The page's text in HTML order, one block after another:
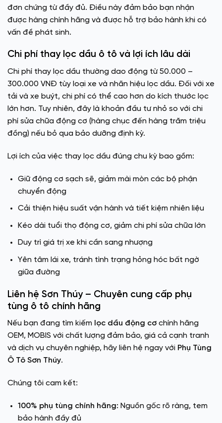
đơn chứng từ đầy đủ. Điều này đảm bảo bạn nhận
được hàng chính hãng và được hỗ trợ bảo hành khi có
vấn đề phát sinh.
Chi phí thay lọc dầu ô tô và lợi ích lâu dài
Chi phí thay lọc dầu thường dao động từ 50.000 –
300.000 VNĐ tùy loại xe và nhãn hiệu lọc dầu. Đối với xe
tải và xe buýt, chi phí có thể cao hơn do kích thước lọc
lớn hơn. Tuy nhiên, đây là khoản đầu tư nhỏ so với chi
phí sửa chữa động cơ (hàng chục đến hàng trăm triệu
đồng) nếu bỏ qua bảo dưỡng định kỳ.
Lợi ích của việc thay lọc dầu đúng chu kỳ bao gồm:
Giữ động cơ sạch sẽ, giảm mài mòn các bộ phận
chuyển động
Cải thiện hiệu suất vận hành và tiết kiệm nhiên liệu
Kéo dài tuổi thọ động cơ, giảm chi phí sửa chữa lớn
Duy trì giá trị xe khi cần sang nhượng
Yên tâm lái xe, tránh tình trạng hỏng hóc bất ngờ
giữa đường
Liên hệ Sơn Thúy – Chuyên cung cấp phụ
tùng ô tô chính hãng
Nếu bạn đang tìm kiếm lọc dầu động cơ chính hãng
OEM, MOBIS với chất lượng đảm bảo, giá cả cạnh tranh
và dịch vụ chuyên nghiệp, hãy liên hệ ngay với Phụ Tùng
Ô Tô Sơn Thúy.
Chúng tôi cam kết:
100% phụ tùng chính hãng: Nguồn gốc rõ ràng, tem
bảo hành đầy đủ